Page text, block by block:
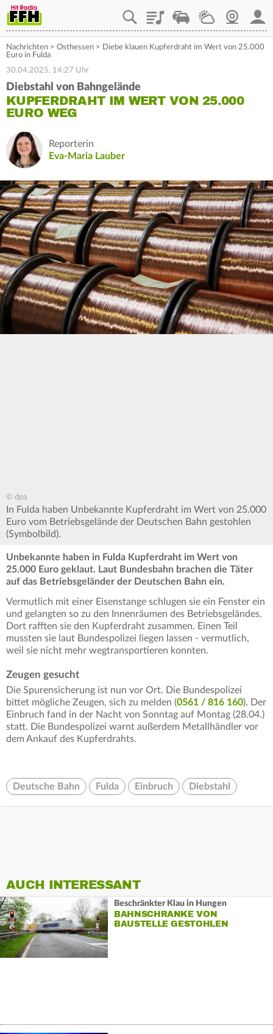
PlaylistStaupilotWetterWebcam
Nachrichten > Osthessen > Diebe klauen Kupferdraht im Wert von 25.000
Euro in Fulda
30.04.2025, 14:27 Uhr
Diebstahl von Bahngelände
KUPFERDRAHT IM WERT VON 25.000
EURO WEG
Reporterin
Eva-Maria Lauber
© dpa
In Fulda haben Unbekannte Kupferdraht im Wert von 25.000
Euro vom Betriebsgelände der Deutschen Bahn gestohlen
(Symbolbild).
Unbekannte haben in Fulda Kupferdraht im Wert von
25.000 Euro geklaut. Laut Bundesbahn brachen die Täter
auf das Betriebsgeländer der Deutschen Bahn ein.
Vermutlich mit einer Eisenstange schlugen sie ein Fenster ein
und gelangten so zu den Innenräumen des Betriebsgeländes.
Dort rafften sie den Kupferdraht zusammen. Einen Teil
mussten sie laut Bundespolizei liegen lassen - vermutlich,
weil sie nicht mehr wegtransportieren konnten.
Zeugen gesucht
Die Spurensicherung ist nun vor Ort. Die Bundespolizei
bittet mögliche Zeugen, sich zu melden (0561 / 816 160). Der
Einbruch fand in der Nacht von Sonntag auf Montag (28.04.)
statt. Die Bundespolizei warnt außerdem Metallhändler vor
dem Ankauf des Kupferdrahts.
Deutsche Bahn Fulda Einbruch Diebstahl
AUCH INTERESSANT
Beschränkter Klau in Hungen
BAHNSCHRANKE VON
BAUSTELLE GESTOHLEN